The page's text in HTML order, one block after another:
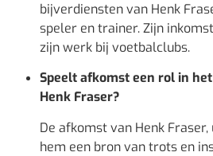
bijverdiensten van Henk
speler en trainer. Zijn
zijn werk bij voetbalclubs.
Speelt afkomst een rol in
Henk Fraser?
De afkomst van Henk
hem een bron van trots en